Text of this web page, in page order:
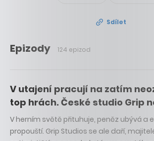
Sdílet
Epizody 124 epizod
V utajení pracují na zatím
top hrách. České studio Grip
V herním světě přituhuje, peněz ubývá a
propouští. Grip Studios se ale daří,